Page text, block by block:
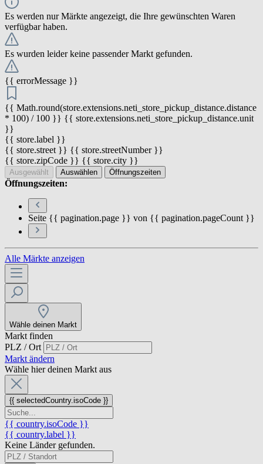
Es werden nur Märkte angezeigt, die Ihre gewünschten Waren
verfügbar haben.
Es wurden leider keine passender Markt gefunden.
{{ errorMessage }}
{{ Math.round(store.extensions.neti_store_pickup_distance.distance
* 100) / 100 }} {{ store.extensions.neti_store_pickup_distance.unit
}}
{{ store.label }}
{{ store.street }} {{ store.streetNumber }}
{{ store.zipCode }} {{ store.city }}
Ausgewählt Auswählen Öffnungszeiten
Öffnungszeiten:
Seite {{ pagination.page }} von {{ pagination.pageCount }}
Alle Märkte anzeigen
Wähle deinen Markt
Markt finden
PLZ / Ort
Markt ändern
Wähle hier deinen Markt aus
{{ selectedCountry.isoCode }}
{{ country.isoCode }}
{{ country.label }}
Keine Länder gefunden.